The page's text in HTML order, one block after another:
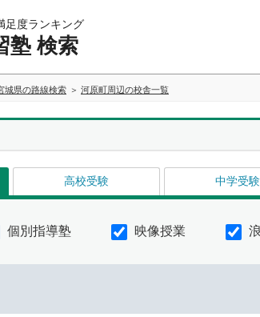
足度ランキング
塾 検索
城県の路線検索 河原町周辺の校舎一覧
高校受験 中学受験
個別指導塾 映像授業